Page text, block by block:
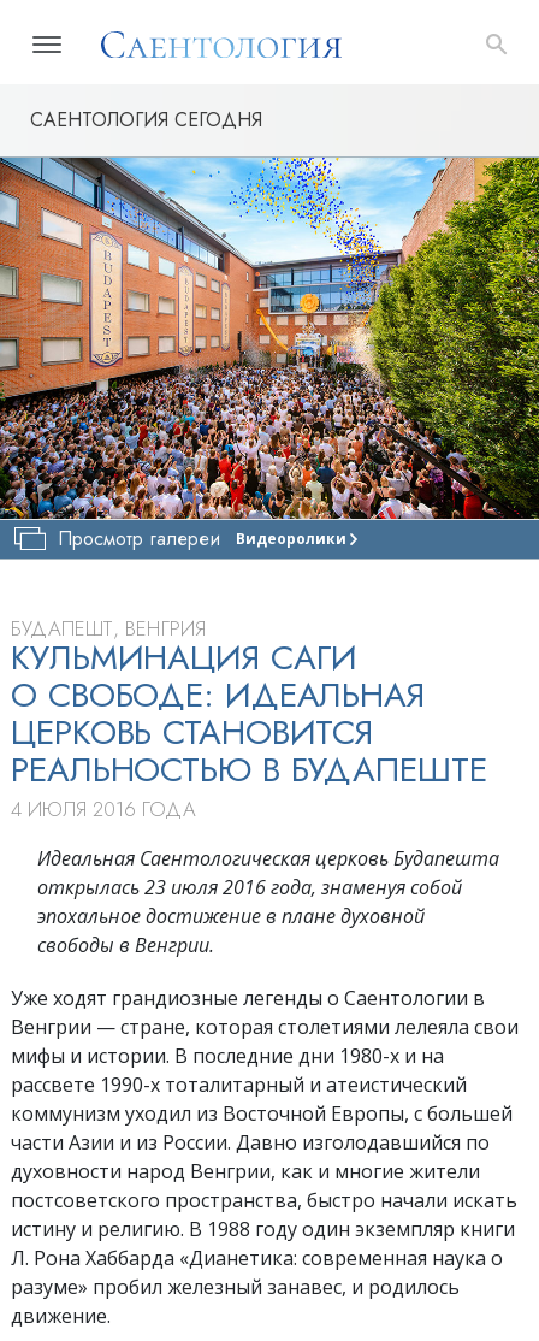
САЕНТОЛОГИЯ СЕГОДНЯ
Просмотр галереи Видеоролики
ЦЕРКОВЬ
БУДАПЕШТ, ВЕНГРИЯ
КУЛЬМИНАЦИЯ САГИ
О СВОБОДЕ: ИДЕАЛЬНАЯ
ЦЕРКОВЬ СТАНОВИТСЯ
РЕАЛЬНОСТЬЮ В БУДАПЕШТЕ
4 ИЮЛЯ 2016 ГОДА
Идеальная Саентологическая церковь Будапешта
открылась 23 июля 2016 года, знаменуя собой
эпохальное достижение в плане духовной
свободы в Венгрии.
Уже ходят грандиозные легенды о Саентологии в
Венгрии — стране, которая столетиями лелеяла свои
мифы и истории. В последние дни 1980-х и на
рассвете 1990-х тоталитарный и атеистический
коммунизм уходил из Восточной Европы, с большей
части Азии и из России. Давно изголодавшийся по
духовности народ Венгрии, как и многие жители
постсоветского пространства, быстро начали искать
истину и религию. В 1988 году один экземпляр книги
Л. Рона Хаббарда «Дианетика: современная наука о
разуме» пробил железный занавес, и родилось
движение.